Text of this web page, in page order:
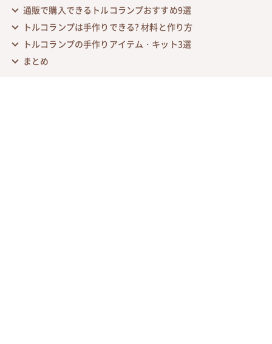
通販で購入できるトルコランプおすすめ9選
トルコランプは手作りできる? 材料と作り方
トルコランプの手作りアイテム・キット3選
まとめ